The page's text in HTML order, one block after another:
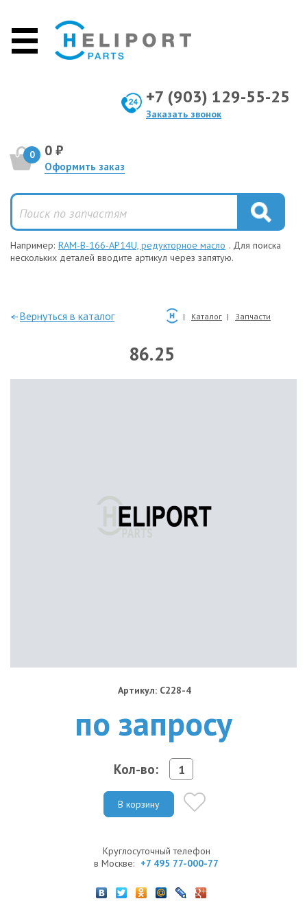
+7 (903) 129-55-25
Заказать звонок
0 0 ₽
Оформить заказ
Например: RAM-B-166-AP14U, редукторное масло . Для поиска
нескольких деталей вводите артикул через запятую.
—Вернуться в каталог Каталог Запчасти
86.25
Артикул: C228-4
по запросу
Кол-во:
В корзину
Круглосуточный телефон
в Москве: +7 495 77-000-77